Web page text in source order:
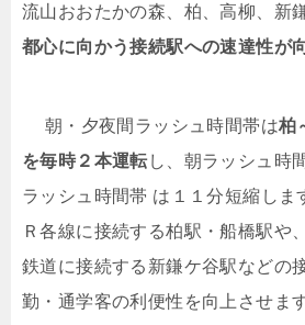
流山おおたかの森、柏、高柳、新
都心に向かう接続駅への速達性が
朝・夕夜間ラッシュ時間帯は柏
を毎時２本運転し、朝ラッシュ時
ラッシュ時間帯 は１１分短縮しま
Ｒ各線に接続する柏駅・船橋駅や
鉄道に接続する新鎌ケ谷駅などの
勤・通学客の利便性を向上させま